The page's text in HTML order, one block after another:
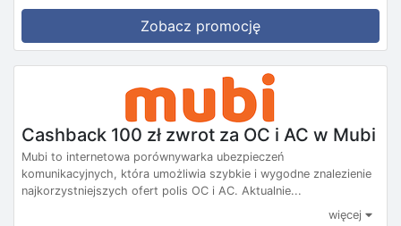
Zobacz promocję
Cashback 100 zł zwrot za OC i AC w Mubi
Mubi to internetowa porównywarka ubezpieczeń
komunikacyjnych, która umożliwia szybkie i wygodne znalezienie
najkorzystniejszych ofert polis OC i AC. Aktualnie...
więcej